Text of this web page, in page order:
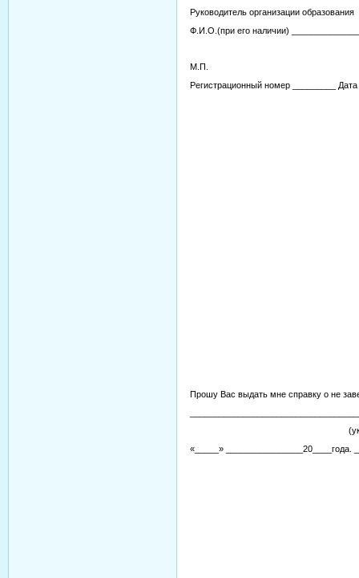
Руководитель организации образования
Ф.И.О.(при его наличии)
М.П.
Регистрационный номер _________
Прошу Вас выдать мне справку о не
(указать
«_____» ________________20____года.